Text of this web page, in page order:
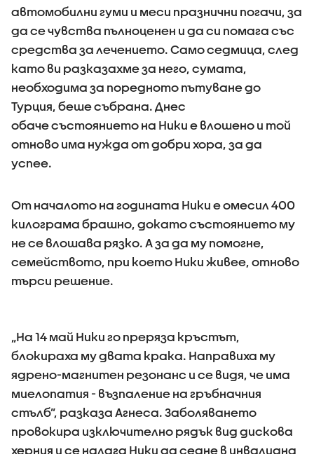
автомобилни гуми и меси празнични погачи, за
да се чувства пълноценен и да си помага със
средства за лечението. Само седмица, след
като ви разказахме за него, сумата,
необходима за поредното пътуване до
Турция, беше събрана. Днес
обаче състоянието на Ники е влошено и той
отново има нужда от добри хора, за да
успее.
От началото на годината Ники е омесил 400
килограма брашно, докато състоянието му
не се влошава рязко. А за да му помогне,
семейството, при което Ники живее, отново
търси решение.
„На 14 май Ники го преряза кръстът,
блокираха му двата крака. Направиха му
ядрено-магнитен резонанс и се видя, че има
миелопатия - възпаление на гръбначния
стълб”, разказа Агнеса. Заболяването
провокира изключително рядък вид дискова
херния и се налага Ники да седне в инвалидна